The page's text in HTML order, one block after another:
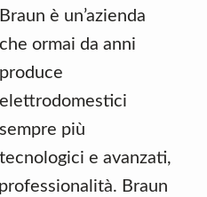
Braun è un’azienda
che ormai da anni
produce
elettrodomestici
sempre più
tecnologici e avanzati,
Braun